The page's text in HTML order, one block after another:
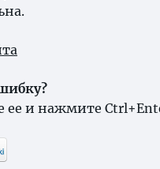
ее и нажмите